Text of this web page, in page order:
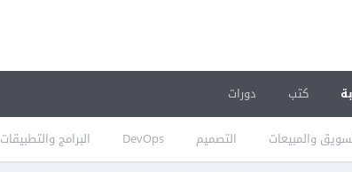
والمبيعات التصميم DevOps البرامج والتطبيقات
كتب دورات